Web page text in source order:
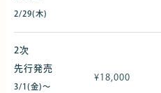
2/29(木)
2次
先行発売
3/1(金)〜
¥18,000